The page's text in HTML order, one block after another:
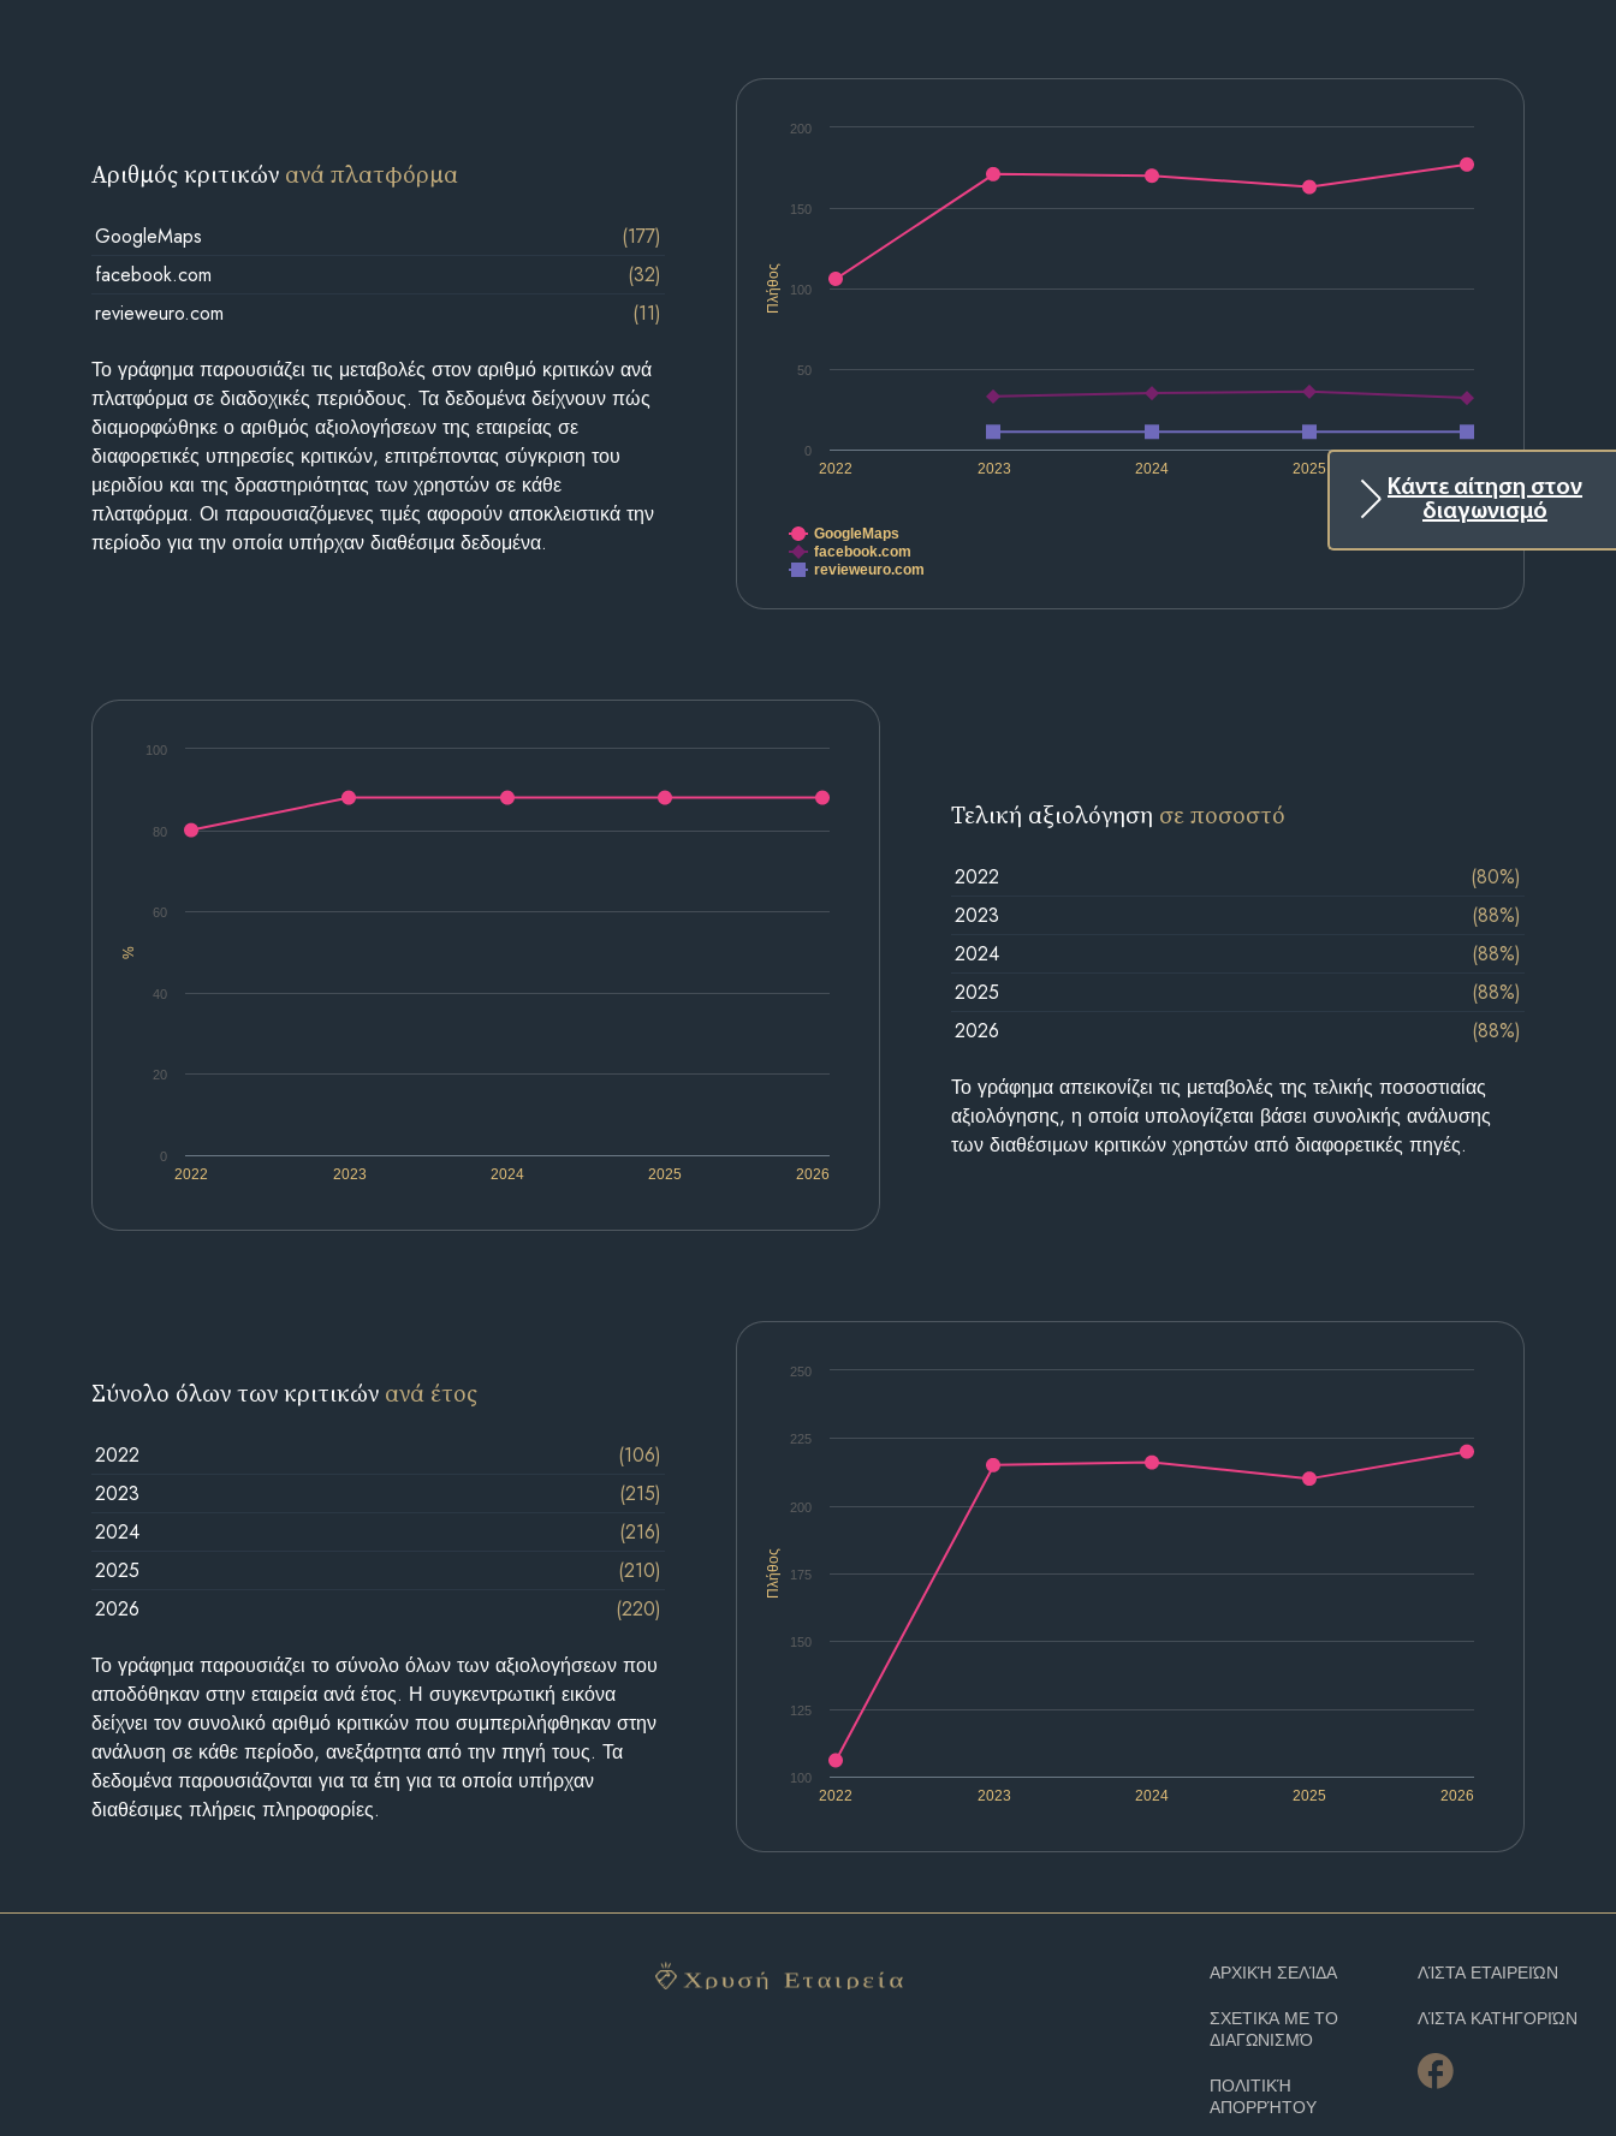
Κάντε αίτηση στον
διαγωνισμό
Πλήθος
2022 2023 2024 2025
0
50
100
150
200
GoogleMaps
facebook.com
revieweuro.com
Αριθμός κριτικών ανά πλατφόρμα
GoogleMaps
(177)
facebook.com
(32)
revieweuro.com
(11)
Το γράφημα παρουσιάζει τις μεταβολές στον αριθμό κριτικών ανά
πλατφόρμα σε διαδοχικές περιόδους. Τα δεδομένα δείχνουν πώς
διαμορφώθηκε ο αριθμός αξιολογήσεων της εταιρείας σε
διαφορετικές υπηρεσίες κριτικών, επιτρέποντας σύγκριση του
μεριδίου και της δραστηριότητας των χρηστών σε κάθε
πλατφόρμα. Οι παρουσιαζόμενες τιμές αφορούν αποκλειστικά την
περίοδο για την οποία υπήρχαν διαθέσιμα δεδομένα.
%
2022 2023 2024 2025 2026
0
20
40
60
80
100
Τελική αξιολόγηση σε ποσοστό
2022
(80%)
2023
(88%)
2024
(88%)
2025
(88%)
2026
(88%)
Το γράφημα απεικονίζει τις μεταβολές της τελικής ποσοστιαίας
αξιολόγησης, η οποία υπολογίζεται βάσει συνολικής ανάλυσης
των διαθέσιμων κριτικών χρηστών από διαφορετικές πηγές.
Πλήθος
2022 2023 2024 2025 2026
100
125
150
175
200
225
250
Σύνολο όλων των κριτικών ανά έτος
2022
(106)
2023
(215)
2024
(216)
2025
(210)
2026
(220)
Το γράφημα παρουσιάζει το σύνολο όλων των αξιολογήσεων που
αποδόθηκαν στην εταιρεία ανά έτος. Η συγκεντρωτική εικόνα
δείχνει τον συνολικό αριθμό κριτικών που συμπεριλήφθηκαν στην
ανάλυση σε κάθε περίοδο, ανεξάρτητα από την πηγή τους. Τα
δεδομένα παρουσιάζονται για τα έτη για τα οποία υπήρχαν
διαθέσιμες πλήρεις πληροφορίες.
ΑΡΧΙΚΉ ΣΕΛΊΔΑ
ΣΧΕΤΙΚΆ ΜΕ ΤΟ
ΔΙΑΓΩΝΙΣΜΌ
ΠΟΛΙΤΙΚΉ
ΑΠΟΡΡΉΤΟΥ
ΛΊΣΤΑ ΕΤΑΙΡΕΙΏΝ
ΛΊΣΤΑ ΚΑΤΗΓΟΡΙΏΝ